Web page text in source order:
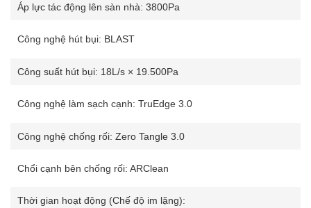
Áp lực tác động lên sàn nhà: 3800Pa
Công nghệ hút bụi: BLAST
Công suất hút bụi: 18L/s × 19.500Pa
Công nghệ làm sạch cạnh: TruEdge 3.0
Công nghệ chống rối: Zero Tangle 3.0
Chổi cạnh bên chống rối: ARClean
Thời gian hoạt động (Chế độ im lặng):